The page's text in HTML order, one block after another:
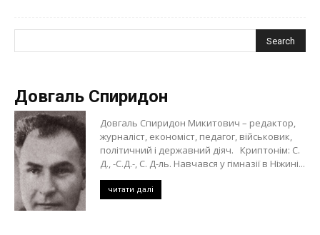
Довгаль Спиридон
Довгаль Спиридон Микитович – редактор,
журналіст, економіст, педагог, військовик,
політичний і державний діяч. Криптонім: С.
Д., -С.Д.-, С. Д-ль. Навчався у гімназії в Ніжині...
читати далі